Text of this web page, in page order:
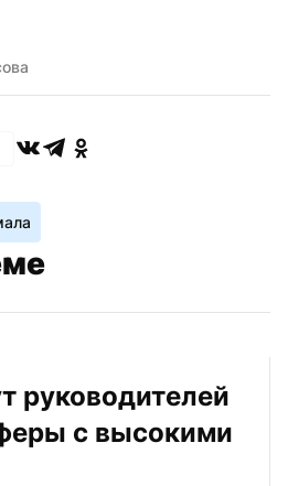
руководителей
с высокими